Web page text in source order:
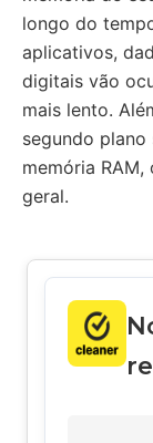
longo do
aplicativos,
digitais vão
mais lento.
segundo plano
memória
geral.